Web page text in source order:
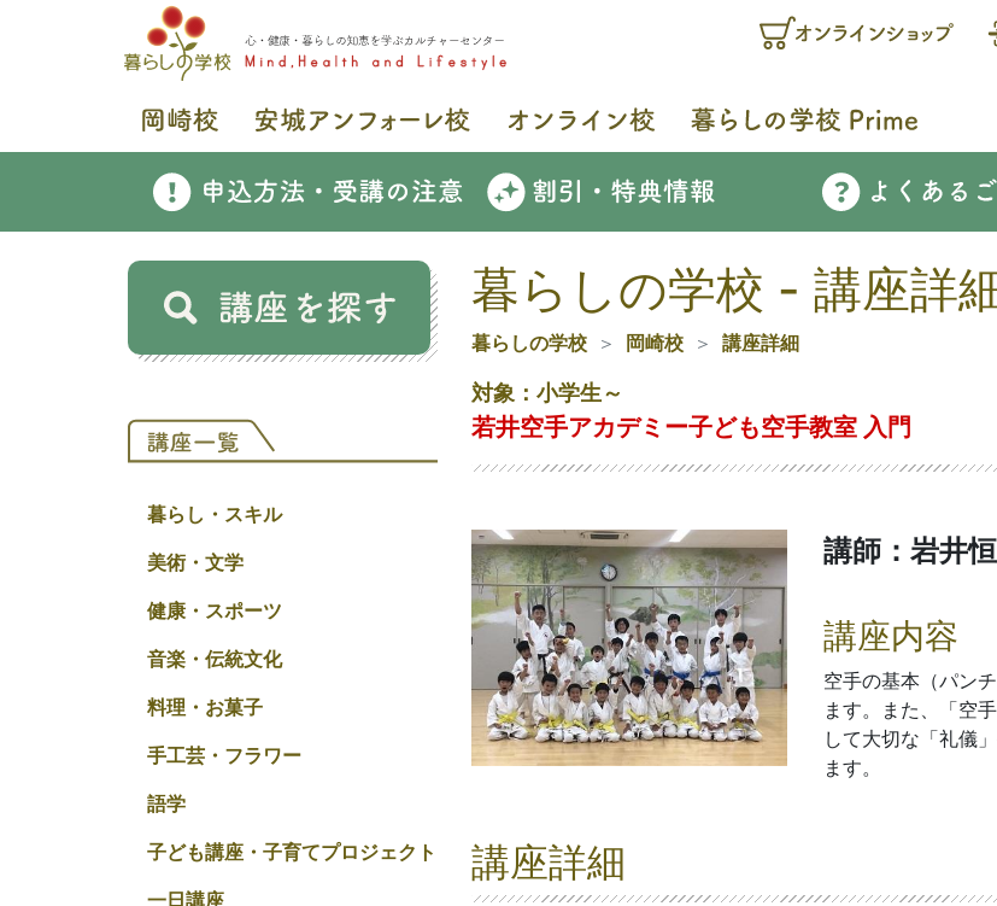
暮らし・スキル
美術・文学
健康・スポーツ
音楽・伝統文化
料理・お菓子
手工芸・フラワー
語学
子ども講座・子育てプロジェクト
一日講座
暮らしの学校 - 講座詳
暮らしの学校 岡崎校 講座詳細
対象：小学生～
若井空手アカデミー子ども空手教室 入門
講師：岩井
講座内容
空手の基本（パン
ます。また、「空
して大切な「礼儀
ます。
講座詳細